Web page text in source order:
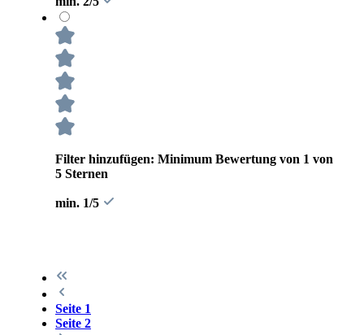
Filter hinzufügen: Minimum Bewertung von 1 von
5 Sternen
min. 1/5
Seite 1
Seite 2